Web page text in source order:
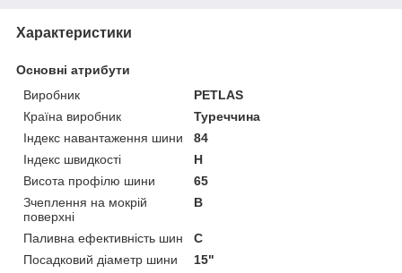
Характеристики
Основні атрибути
Виробник
PETLAS
Країна виробник
Туреччина
Індекс навантаження шини
84
Індекс швидкості
H
Висота профілю шини
65
Зчеплення на мокрій
поверхні
B
Паливна ефективність шин
C
Посадковий діаметр шини
15"